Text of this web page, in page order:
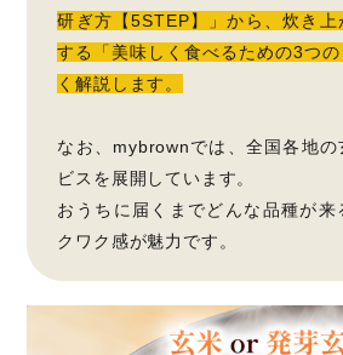
研ぎ方【5STEP】」から、炊き上
する「美味しく食べるための3つ
く解説します。
なお、mybrownでは、全国各地の
ビスを展開しています。
おうちに届くまでどんな品種が来
クワク感が魅力です。